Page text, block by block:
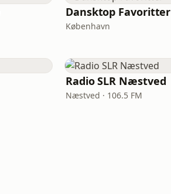
Dansktop Favoritter
København
Radio SLR Næstved
Næstved · 106.5 FM